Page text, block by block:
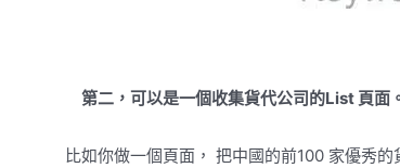
第二，可以是一個收集貨代公司的List 頁面
比如你做一個頁面， 把中國的前100 家優秀